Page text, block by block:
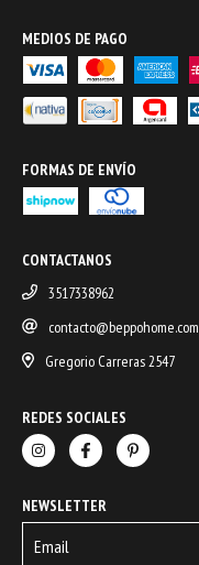
MEDIOS DE PAGO
FORMAS DE ENVÍO
CONTACTANOS
3517338962
contacto@beppohome.com
Gregorio Carreras 2547
REDES SOCIALES
NEWSLETTER